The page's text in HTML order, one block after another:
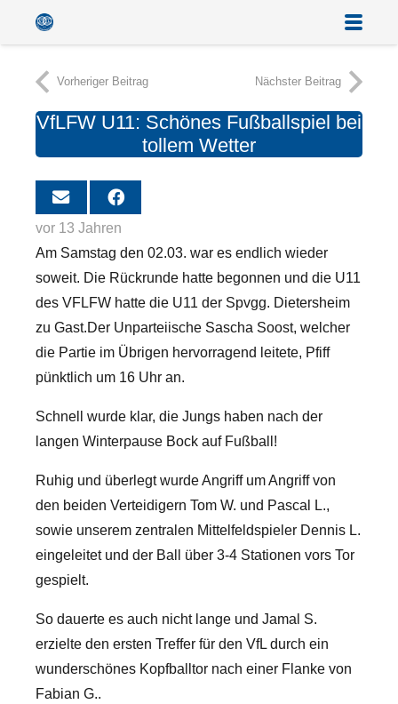
Vorheriger Beitrag Nächster Beitrag
VfLFW U11: Schönes Fußballspiel bei
tollem Wetter
vor 13 Jahren
Am Samstag den 02.03. war es endlich wieder
soweit. Die Rückrunde hatte begonnen und die U11
des VFLFW hatte die U11 der Spvgg. Dietersheim
zu Gast.Der Unparteiische Sascha Soost, welcher
die Partie im Übrigen hervorragend leitete, Pfiff
pünktlich um 16 Uhr an.
Schnell wurde klar, die Jungs haben nach der
langen Winterpause Bock auf Fußball!
Ruhig und überlegt wurde Angriff um Angriff von
den beiden Verteidigern Tom W. und Pascal L.,
sowie unserem zentralen Mittelfeldspieler Dennis L.
eingeleitet und der Ball über 3-4 Stationen vors Tor
gespielt.
So dauerte es auch nicht lange und Jamal S.
erzielte den ersten Treffer für den VfL durch ein
wunderschönes Kopfballtor nach einer Flanke von
Fabian G..